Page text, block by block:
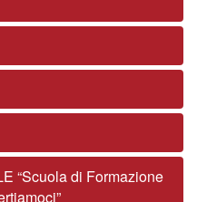
“Scuola di Formazione